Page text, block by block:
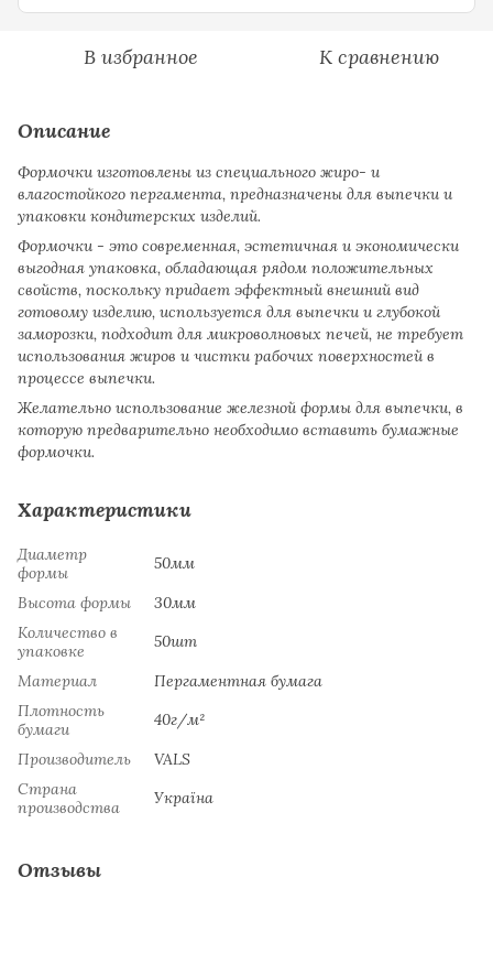
В избранное К сравнению
Описание
Формочки изготовлены из специального жиро- и
влагостойкого пергамента, предназначены для выпечки и
упаковки кондитерских изделий.
Формочки - это современная, эстетичная и экономически
выгодная упаковка, обладающая рядом положительных
свойств, поскольку придает эффектный внешний вид
готовому изделию, используется для выпечки и глубокой
заморозки, подходит для микроволновых печей, не требует
использования жиров и чистки рабочих поверхностей в
процессе выпечки.
Желательно использование железной формы для выпечки, в
которую предварительно необходимо вставить бумажные
формочки.
Характеристики
Диаметр
формы
50мм
Высота формы
30мм
Количество в
упаковке
50шт
Материал
Пергаментная бумага
Плотность
бумаги
40г/м²
Производитель
VALS
Страна
производства
Україна
Отзывы